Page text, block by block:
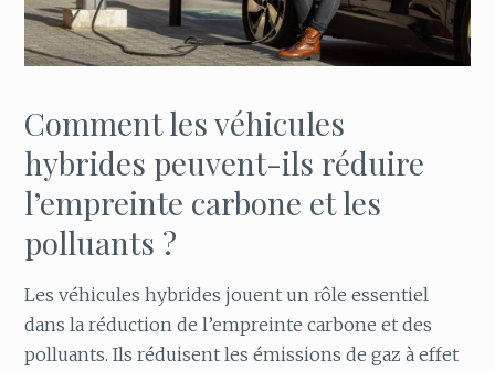
Comment les véhicules
hybrides peuvent-ils réduire
l’empreinte carbone et les
polluants ?
Les véhicules hybrides jouent un rôle essentiel
dans la réduction de l’empreinte carbone et des
polluants. Ils réduisent les émissions de gaz à effet